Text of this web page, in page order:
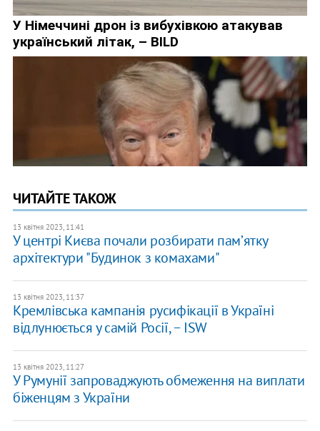
ЧИТАЙТЕ ТАКОЖ
13 квітня 2023, 11:41
У центрі Києва почали розбирати памʼятку
архітектури "Будинок з комахами"
13 квітня 2023, 11:37
Кремлівська кампанія русифікації в Україні
відлунюється у самій Росії, − ISW
13 квітня 2023, 11:27
У Румунії запроваджують обмеження на виплати
біженцям з України